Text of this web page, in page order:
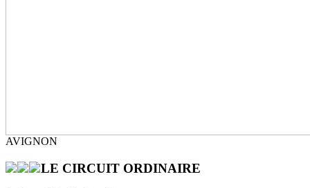
AVIGNON
LE CIRCUIT ORDINAIRE